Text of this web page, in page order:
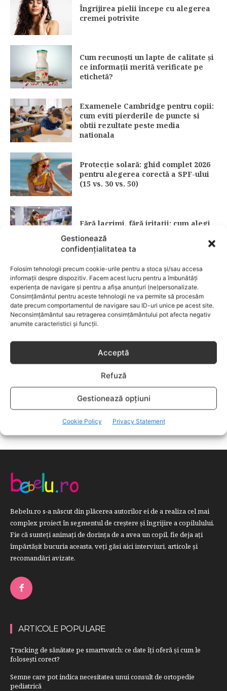
Gestionează
confidențialitatea ta
Folosim tehnologii precum cookie-urile pentru a stoca și/sau accesa
informații despre dispozitiv. Facem acest lucru pentru a îmbunătăți
experiența de navigare și pentru a afișa anunțuri (ne)personalizate.
Consimțământul pentru aceste tehnologii ne va permite să procesăm
date precum comportamentul de navigare sau ID-uri unice pe acest site.
Neconsimțământul sau retragerea consimțământului pot afecta negativ
anumite caracteristici și funcții.
Acceptă
Refuză
Gestionează opțiuni
Cookie Policy Privacy Statement
Îngrijirea pielii începe cu alegerea
cremei potrivite
Cum recunoști un lapte de calitate și
ce informații merită verificate pe
etichetă?
Examenele Cambridge pentru copii:
cum eviti pierderile de puncte si
obtii rezultate peste media
nationala
Protecție solară: ghid complet 2026
pentru alegerea corectă a SPF-ului
(15 vs. 30 vs. 50)
Fără lacrimi, fără iritații: cum alegi
CATEGORII POPULARE
EVENIMENTE
LIFESTYLE
COPII
634
FAMILIA
582
SANATATE COPII
424
DEZVOLTAREA COPILULUI
RETETE
259
Bebelu.ro s-a născut din plăcerea autorilor ei de a realiza cel mai
complex proiect în segmentul de creştere şi îngrijire a copilulului.
Fie că sunteţi animaţi de dorinţa de a avea un copil, fie deja aţi
împărtăşit bucuria aceasta, veți găsi aici interviuri, articole şi
recomandări avizate.
ARTICOLE POPULARE
Tracking de sănătate pe smartwatch: ce date îți oferă și cum le
folosești corect?
Semne care pot indica necesitatea unui consult de ortopedie
pediatrică